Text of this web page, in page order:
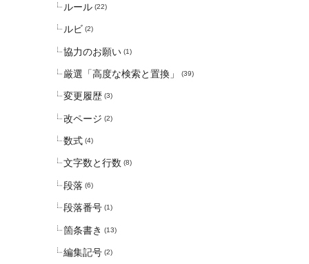
ルール (22)
ルビ (2)
協力のお願い (1)
厳選「高度な検索と置換」 (39)
変更履歴 (3)
改ページ (2)
数式 (4)
文字数と行数 (8)
段落 (6)
段落番号 (1)
箇条書き (13)
編集記号 (2)